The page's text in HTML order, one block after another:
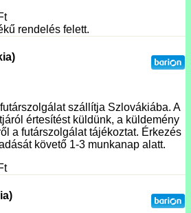
rendelés felett.
szállítja Szlovákiába. A
értesítést küldünk, a küldemény
a futárszolgálat tájékoztat. Érkezés
követő 1-3 munkanap alatt.